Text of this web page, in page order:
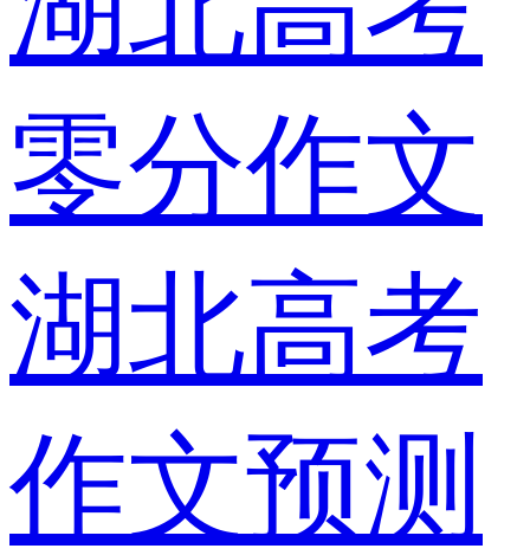
零分作文
湖北高考
作文预测